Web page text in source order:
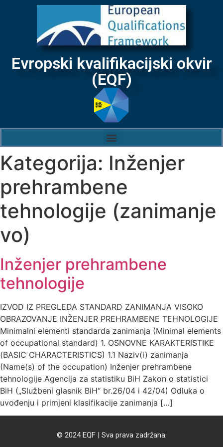
Evropski kvalifikacijski okvir
(EQF)
Kategorija: Inženjer
prehrambene
tehnologije (zanimanje
vo)
Inženjer prehrambene
tehnologije
IZVOD IZ PREGLEDA STANDARD ZANIMANJA VISOKO
OBRAZOVANJE INŽENJER PREHRAMBENE TEHNOLOGIJE
Minimalni elementi standarda zanimanja (Minimal elements
of occupational standard) 1. OSNOVNE KARAKTERISTIKE
(BASIC CHARACTERISTICS) 1.1 Naziv(i) zanimanja
(Name(s) of the occupation) Inženjer prehrambene
tehnologije Agencija za statistiku BiH Zakon o statistici
BiH („Službeni glasnik BiH“ br.26/04 i 42/04) Odluka o
uvođenju i primjeni klasifikacije zanimanja […]
© 2024 EQF | Sva prava zadržana.